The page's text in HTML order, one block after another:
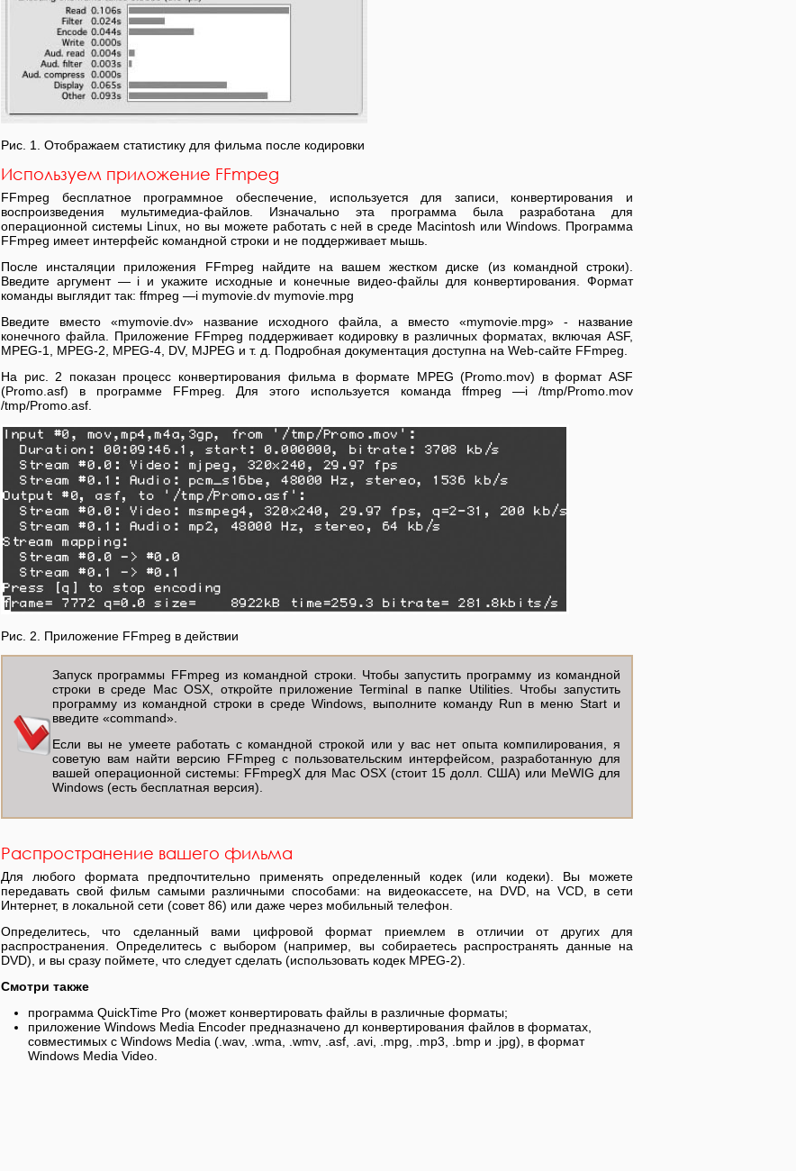
Рис. 1. Отображаем статистику для фильма после кодировки
Используем приложение FFmpeg
FFmpeg бесплатное программное обеспечение, используется для записи, конвертирования и
воспроизведения мультимедиа-файлов. Изначально эта программа была разработана для
операционной системы Linux, но вы можете работать с ней в среде Macintosh или Windows. Программа
FFmpeg имеет интерфейс командной строки и не поддерживает мышь.
После инсталяции приложения FFmpeg найдите на вашем жестком диске (из командной строки).
Введите аргумент — i и укажите исходные и конечные видео-файлы для конвертирования. Формат
команды выглядит так: ffmpeg —i mymovie.dv mymovie.mpg
Введите вместо «mymovie.dv» название исходного файла, а вместо «mymovie.mpg» - название
конечного файла. Приложение FFmpeg поддерживает кодировку в различных форматах, включая ASF,
MPEG-1, MPEG-2, MPEG-4, DV, MJPEG и т. д. Подробная документация доступна на Web-сайте FFmpeg.
На рис. 2 показан процесс конвертирования фильма в формате MPEG (Promo.mov) в формат ASF
(Promo.asf) в программе FFmpeg. Для этого используется команда ffmpeg —i /tmp/Promo.mov
/tmp/Promo.asf.
Рис. 2. Приложение FFmpeg в действии
Запуск программы FFmpeg из командной строки. Чтобы запустить программу из командной
строки в среде Mac OSX, откройте приложение Terminal в папке Utilities. Чтобы запустить
программу из командной строки в среде Windows, выполните команду Run в меню Start и
введите «command».
Если вы не умеете работать с командной строкой или у вас нет опыта компилирования, я
советую вам найти версию FFmpeg с пользовательским интерфейсом, разработанную для
вашей операционной системы: FFmpegX для Mac OSX (стоит 15 долл. США) или MeWIG для
Windows (есть бесплатная версия).
Распространение вашего фильма
Для любого формата предпочтительно применять определенный кодек (или кодеки). Вы можете
передавать свой фильм самыми различными способами: на видеокассете, на DVD, на VCD, в сети
Интернет, в локальной сети (совет 86) или даже через мобильный телефон.
Определитесь, что сделанный вами цифровой формат приемлем в отличии от других для
распространения. Определитесь с выбором (например, вы собираетесь распространять данные на
DVD), и вы сразу поймете, что следует сделать (использовать кодек MPEG-2).
Смотри также
программа QuickTime Pro (может конвертировать файлы в различные форматы;
приложение Windows Media Encoder предназначено дл конвертирования файлов в форматах,
совместимых с Windows Media (.wav, .wma, .wmv, .asf, .avi, .mpg, .mp3, .bmp и .jpg), в формат
Windows Media Video.